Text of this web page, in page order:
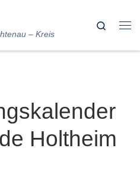
– Kreis
Search
Holtheim